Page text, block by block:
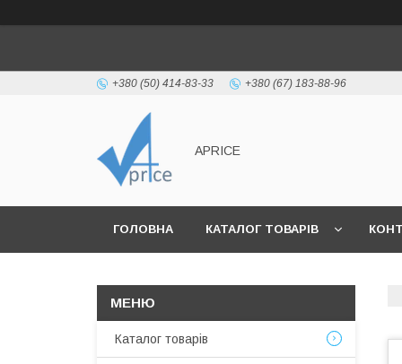
+380 (50) 414-83-33 +380 (67) 183-88-96
APRICE
ГОЛОВНА КАТАЛОГ ТОВАРІВ
Каталог товарів